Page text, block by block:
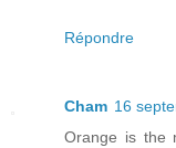
Répondre
Cham 16
Orange is the